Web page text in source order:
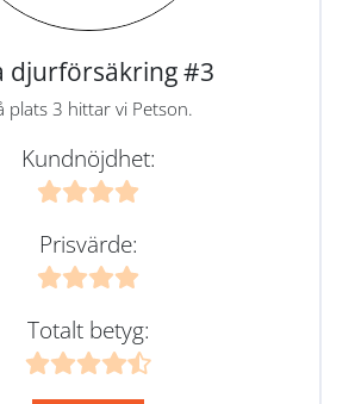
djurförsäkring #3
plats 3 hittar vi Petson.
Kundnöjdhet:
Prisvärde:
Totalt betyg: